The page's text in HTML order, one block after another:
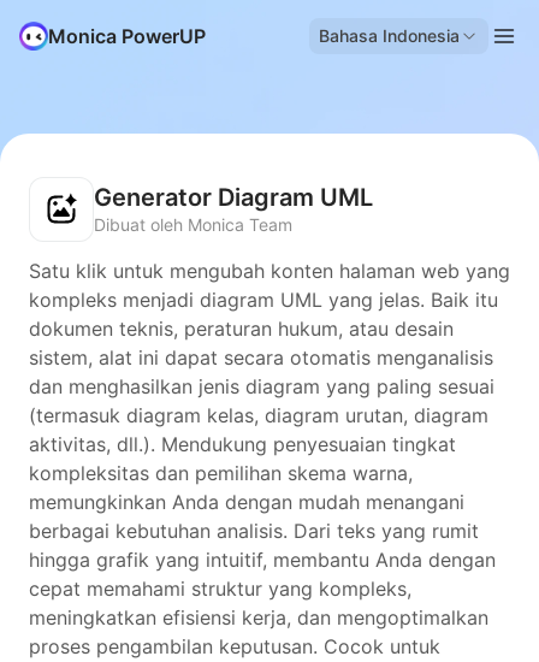
Monica PowerUP Bahasa Indonesia
Generator Diagram UML
Dibuat oleh Monica Team
Satu klik untuk mengubah konten halaman web yang
kompleks menjadi diagram UML yang jelas. Baik itu
dokumen teknis, peraturan hukum, atau desain
sistem, alat ini dapat secara otomatis menganalisis
dan menghasilkan jenis diagram yang paling sesuai
(termasuk diagram kelas, diagram urutan, diagram
aktivitas, dll.). Mendukung penyesuaian tingkat
kompleksitas dan pemilihan skema warna,
memungkinkan Anda dengan mudah menangani
berbagai kebutuhan analisis. Dari teks yang rumit
hingga grafik yang intuitif, membantu Anda dengan
cepat memahami struktur yang kompleks,
meningkatkan efisiensi kerja, dan mengoptimalkan
proses pengambilan keputusan. Cocok untuk